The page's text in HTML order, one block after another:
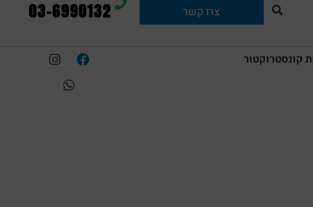
צרו קשר 03-6990132
קונסטרוקטור